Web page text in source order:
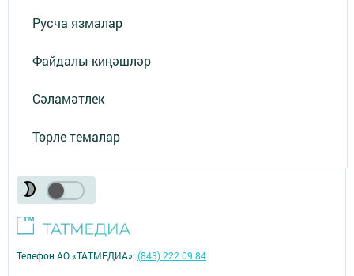
Русча язмалар
Файдалы киңәшләр
Сәламәтлек
Төрле темалар
Телефон АО «ТАТМЕДИА»:(843) 222 09 84